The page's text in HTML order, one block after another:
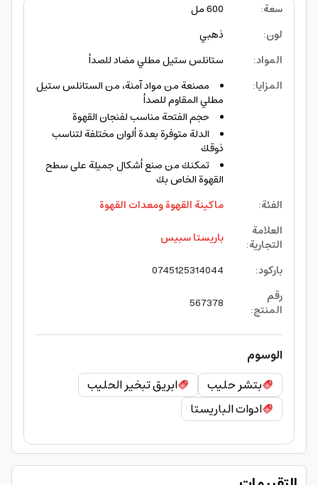
سعة:
600 مل
لون:
ذهبي
المواد:
ستانلس ستيل مطلي مضاد للصدأ
المزايا:
مصنعة من مواد آمنة، من الستانلس ستيل
مطلي المقاوم للصدأ
حجم الفتحة مناسب لفنجان القهوة
الدلة متوفرة بعدة ألوان مختلفة لتناسب
ذوقك
تمكنك من صنع أشكال جميلة على سطح
القهوة الخاص بك
الفئة:
ماكينة القهوة ومعدات القهوة
العلامة
التجارية:
باريستا سبيس
باركود:
0745125314044
رقم
المنتج:
567378
الوسوم
بتشر حليب
ابريق تبخير الحليب
ادوات الباريستا